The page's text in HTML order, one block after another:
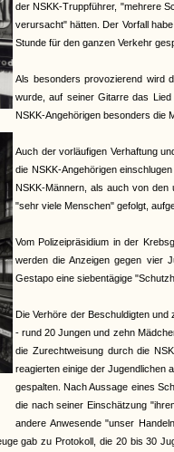
der NSKK-Truppführer, "mehrere
verursacht" hätten. Der Vorfall
Stunde für den ganzen Verkehr
Als besonders provozierend wird
wurde, auf seiner Gitarre das
NSKK-Angehörigen besonders die
Auch der vorläufigen Verhaftung
die NSKK-Angehörigen
NSKK-Männern, als auch von den
"sehr viele Menschen" gefolgt,
Vom Polizeipräsidium in der
werden die Anzeigen gegen vier
Gestapo eine siebentägige
Die Verhöre der Beschuldigten
- rund 20 Jungen und zehn
die Zurechtweisung durch die
reagierten einige der Jugendlichen
gespalten. Nach Aussage eines
die nach seiner Einschätzung
andere Anwesende "unser
gab zu Protokoll, die 20 bis 30